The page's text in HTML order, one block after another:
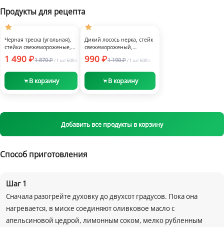
Продукты для рецепта
-21%
Черная треска (угольная),
стейки свежемороженые,
«Икорный», 600 г
1 490 1 870 / 1 шт600 г
В корзину
-17%
Дикий лосось нерка, стейк
свежемороженый,
«Икорный», 600 г
990 1 190 / 1 шт600 г
В корзину
Добавить все продукты в корзину
Способ приготовления
Шаг 1
Сначала разогрейте духовку до двухсот градусов. Пока она
нагревается, в миске соединяют оливковое масло с
апельсиновой цедрой, лимонным соком, мелко рубленным